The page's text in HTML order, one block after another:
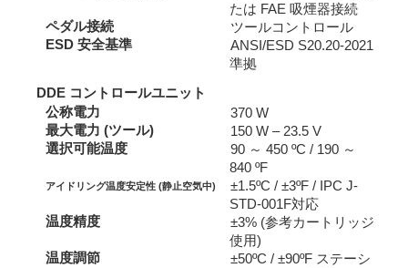
たは FAE 吸煙器接続
ペダル接続
ツールコントロール
ESD 安全基準
ANSI/ESD S20.20-2021
準拠
DDE コントロールユニット
公称電力
370 W
最大電力 (ツール)
150 W – 23.5 V
選択可能温度
90 ～ 450 ºC / 190 ～
840 ºF
アイドリング温度安定性 (静止空気中)
±1.5ºC / ±3ºF / IPC J-
STD-001F対応
温度精度
±3% (参考カートリッジ
使用)
温度調節
±50ºC / ±90ºF ステーシ